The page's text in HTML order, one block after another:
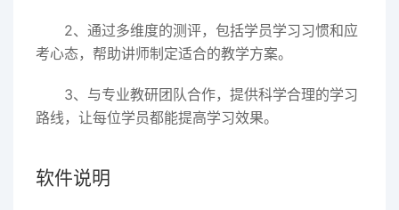
2、通过多维度的测评，包括学员学习习惯和应
考心态，帮助讲师制定适合的教学方案。
3、与专业教研团队合作，提供科学合理的学习
路线，让每位学员都能提高学习效果。
软件说明